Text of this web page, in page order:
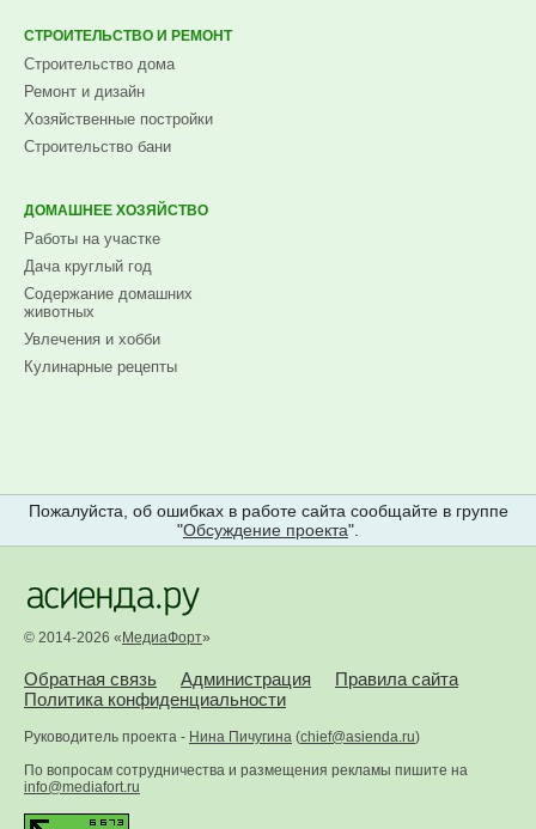
СТРОИТЕЛЬСТВО И РЕМОНТ
Строительство дома
Ремонт и дизайн
Хозяйственные постройки
Строительство бани
ДОМАШНЕЕ ХОЗЯЙСТВО
Работы на участке
Дача круглый год
Содержание домашних
животных
Увлечения и хобби
Кулинарные рецепты
Пожалуйста, об ошибках в работе сайта сообщайте в группе
"Обсуждение проекта".
© 2014-2026 «МедиаФорт»
Обратная связь Администрация
Правила сайта
Политика конфиденциальности
Руководитель проекта - Нина Пичугина (chief@asienda.ru)
По вопросам сотрудничества и размещения рекламы пишите на
info@mediafort.ru